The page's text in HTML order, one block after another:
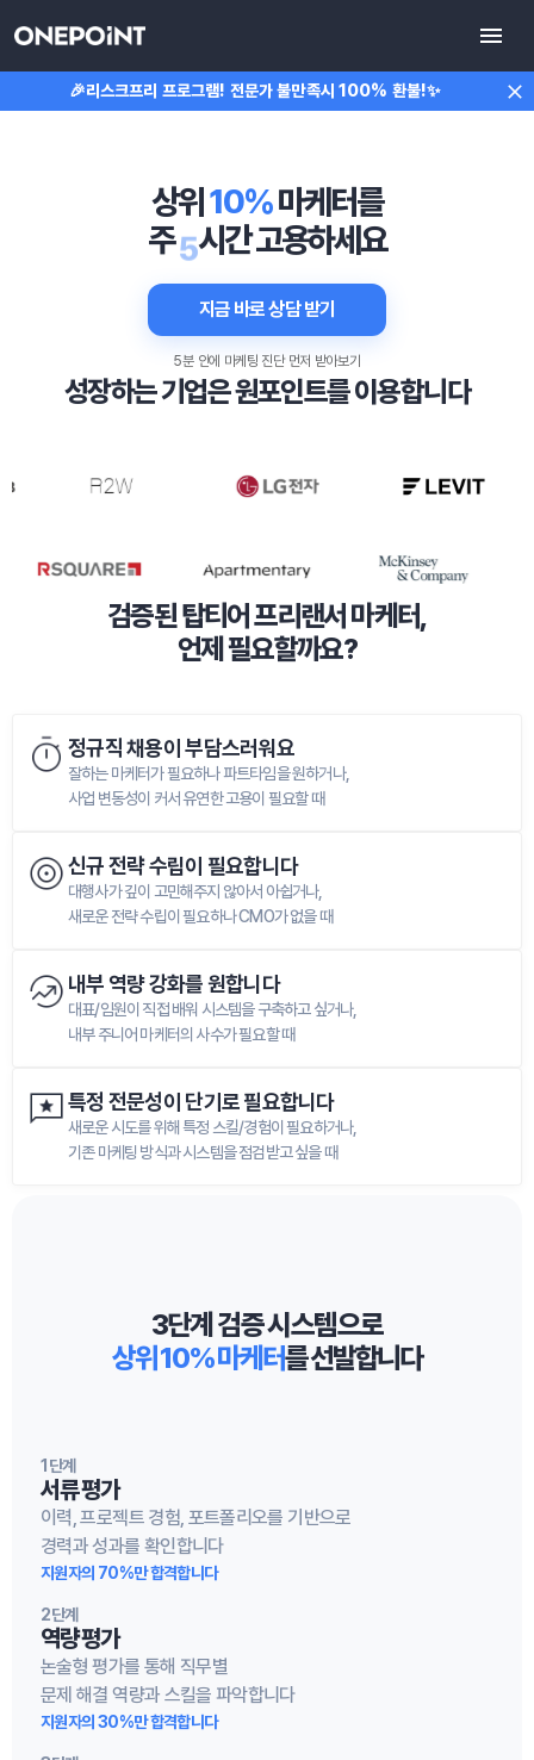
🎉리스크프리 프로그램! 전문가 불만족시 100% 환불!✨
상위 10% 마케터를
주5시간 고용하세요
지금 바로 상담 받기
5분 안에 마케팅 진단 먼저 받아보기
성장하는 기업은 원포인트를 이용합니다
검증된 탑티어 프리랜서 마케터,
언제 필요할까요?
정규직 채용이 부담스러워요
잘하는 마케터가 필요하나 파트타임을 원하거나,
사업 변동성이 커서 유연한 고용이 필요할 때
신규 전략 수립이 필요합니다
대행사가 깊이 고민해주지 않아서 아쉽거나,
새로운 전략 수립이 필요하나 CMO가 없을 때
내부 역량 강화를 원합니다
대표/임원이 직접 배워 시스템을 구축하고 싶거나,
내부 주니어 마케터의 사수가 필요할 때
특정 전문성이 단기로 필요합니다
새로운 시도를 위해 특정 스킬/경험이 필요하거나,
기존 마케팅 방식과 시스템을 점검받고 싶을 때
3단계 검증 시스템으로
상위 10% 마케터를 선발합니다
1단계
서류 평가
이력, 프로젝트 경험, 포트폴리오를 기반으로
경력과 성과를 확인합니다
지원자의 70%만 합격합니다
2단계
역량 평가
논술형 평가를 통해 직무별
문제 해결 역량과 스킬을 파악합니다
지원자의 30%만 합격합니다